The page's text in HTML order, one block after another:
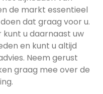
de markt essentieel
dat graag voor u.
kunt u daarnaast uw
en kunt u altijd
Neem gerust
graag mee over de